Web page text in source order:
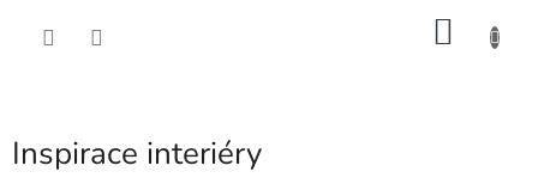
Inspirace interiéry